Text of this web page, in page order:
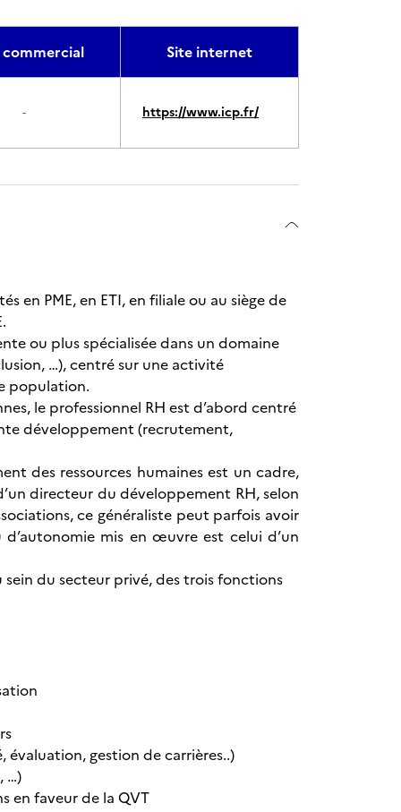
Site internet
- https://www.icp.fr/
en PME, en ETI, en filiale ou au siège de
ou plus spécialisée dans un domaine
…), centré sur une activité
population.
le professionnel RH est d’abord centré
développement (recrutement,
des ressources humaines est un cadre,
directeur du développement RH, selon
ce généraliste peut parfois avoir
mis en œuvre est celui d’un
du secteur privé, des trois fonctions
gestion de carrières..)
…)
en faveur de la QVT